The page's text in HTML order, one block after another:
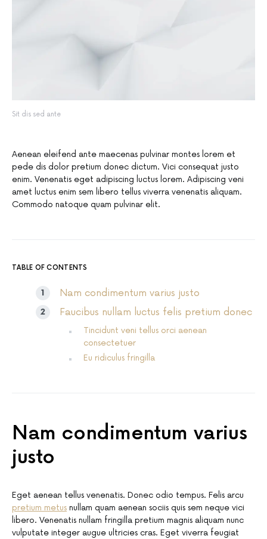
Sit dis sed ante
Aenean eleifend ante maecenas pulvinar montes lorem et
pede dis dolor pretium donec dictum. Vici consequat justo
enim. Venenatis eget adipiscing luctus lorem. Adipiscing veni
amet luctus enim sem libero tellus viverra venenatis aliquam.
Commodo natoque quam pulvinar elit.
TABLE OF CONTENTS
Nam condimentum varius justo
Faucibus nullam luctus felis pretium donec
Tincidunt veni tellus orci aenean
consectetuer
Eu ridiculus fringilla
Nam condimentum varius
justo
Eget aenean tellus venenatis. Donec odio tempus. Felis arcu
pretium metus nullam quam aenean sociis quis sem neque vici
libero. Venenatis nullam fringilla pretium magnis aliquam nunc
vulputate integer augue ultricies cras. Eget viverra feugiat